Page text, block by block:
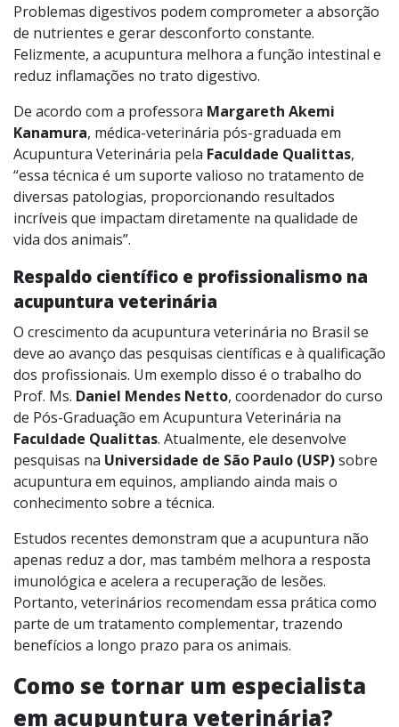
Problemas digestivos podem comprometer a absorção
de nutrientes e gerar desconforto constante.
Felizmente, a acupuntura melhora a função intestinal e
reduz inflamações no trato digestivo.
De acordo com a professora Margareth Akemi
Kanamura, médica-veterinária pós-graduada em
Acupuntura Veterinária pela Faculdade Qualittas,
“essa técnica é um suporte valioso no tratamento de
diversas patologias, proporcionando resultados
incríveis que impactam diretamente na qualidade de
vida dos animais”.
Respaldo científico e profissionalismo na
acupuntura veterinária
O crescimento da acupuntura veterinária no Brasil se
deve ao avanço das pesquisas científicas e à qualificação
dos profissionais. Um exemplo disso é o trabalho do
Prof. Ms. Daniel Mendes Netto, coordenador do curso
de Pós-Graduação em Acupuntura Veterinária na
Faculdade Qualittas. Atualmente, ele desenvolve
pesquisas na Universidade de São Paulo (USP)sobre
acupuntura em equinos, ampliando ainda mais o
conhecimento sobre a técnica.
Estudos recentes demonstram que a acupuntura não
apenas reduz a dor, mas também melhora a resposta
imunológica e acelera a recuperação de lesões.
Portanto, veterinários recomendam essa prática como
parte de um tratamento complementar, trazendo
benefícios a longo prazo para os animais.
Como se tornar um especialista
em acupuntura veterinária?